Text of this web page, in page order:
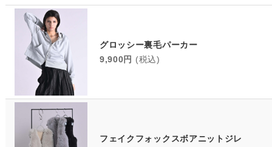
グロッシー裏毛パーカー
9,900円 (税込)
フェイクフォックスボアニットジレ